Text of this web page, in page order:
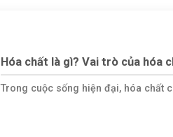
Hóa chất là gì? Vai trò của hóa
Trong cuộc sống hiện đại, hóa chất